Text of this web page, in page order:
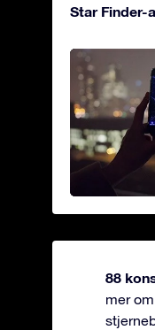
Star Finder-
88
mer